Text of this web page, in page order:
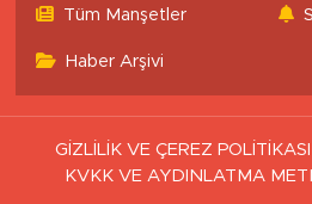
GİZLİLİK VE ÇEREZ POLİTİKASI